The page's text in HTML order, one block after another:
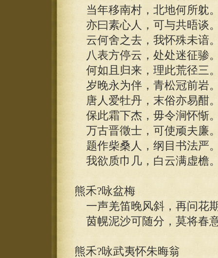
当年移南村，北地何所躭
亦曰素心人，可与共晤谈
云何舍之去，我怀殊未谙
八表方停云，处处迷征骖
何如且归来，理此荒径三
岁晚永为伴，青松冠前岩
唐人爱牡丹，末俗亦易酣
保此霜下杰，毋令涧怀惭
万古晋徵士，可使顽夫廉
题作柴桑人，纲目书法严
我欲质巾几，白云满虚檐
熊禾?咏盆梅
一声羌笛晚风斜，再问花
茵幌泥沙可随分，莫将春
熊禾?咏武夷怀朱晦翁